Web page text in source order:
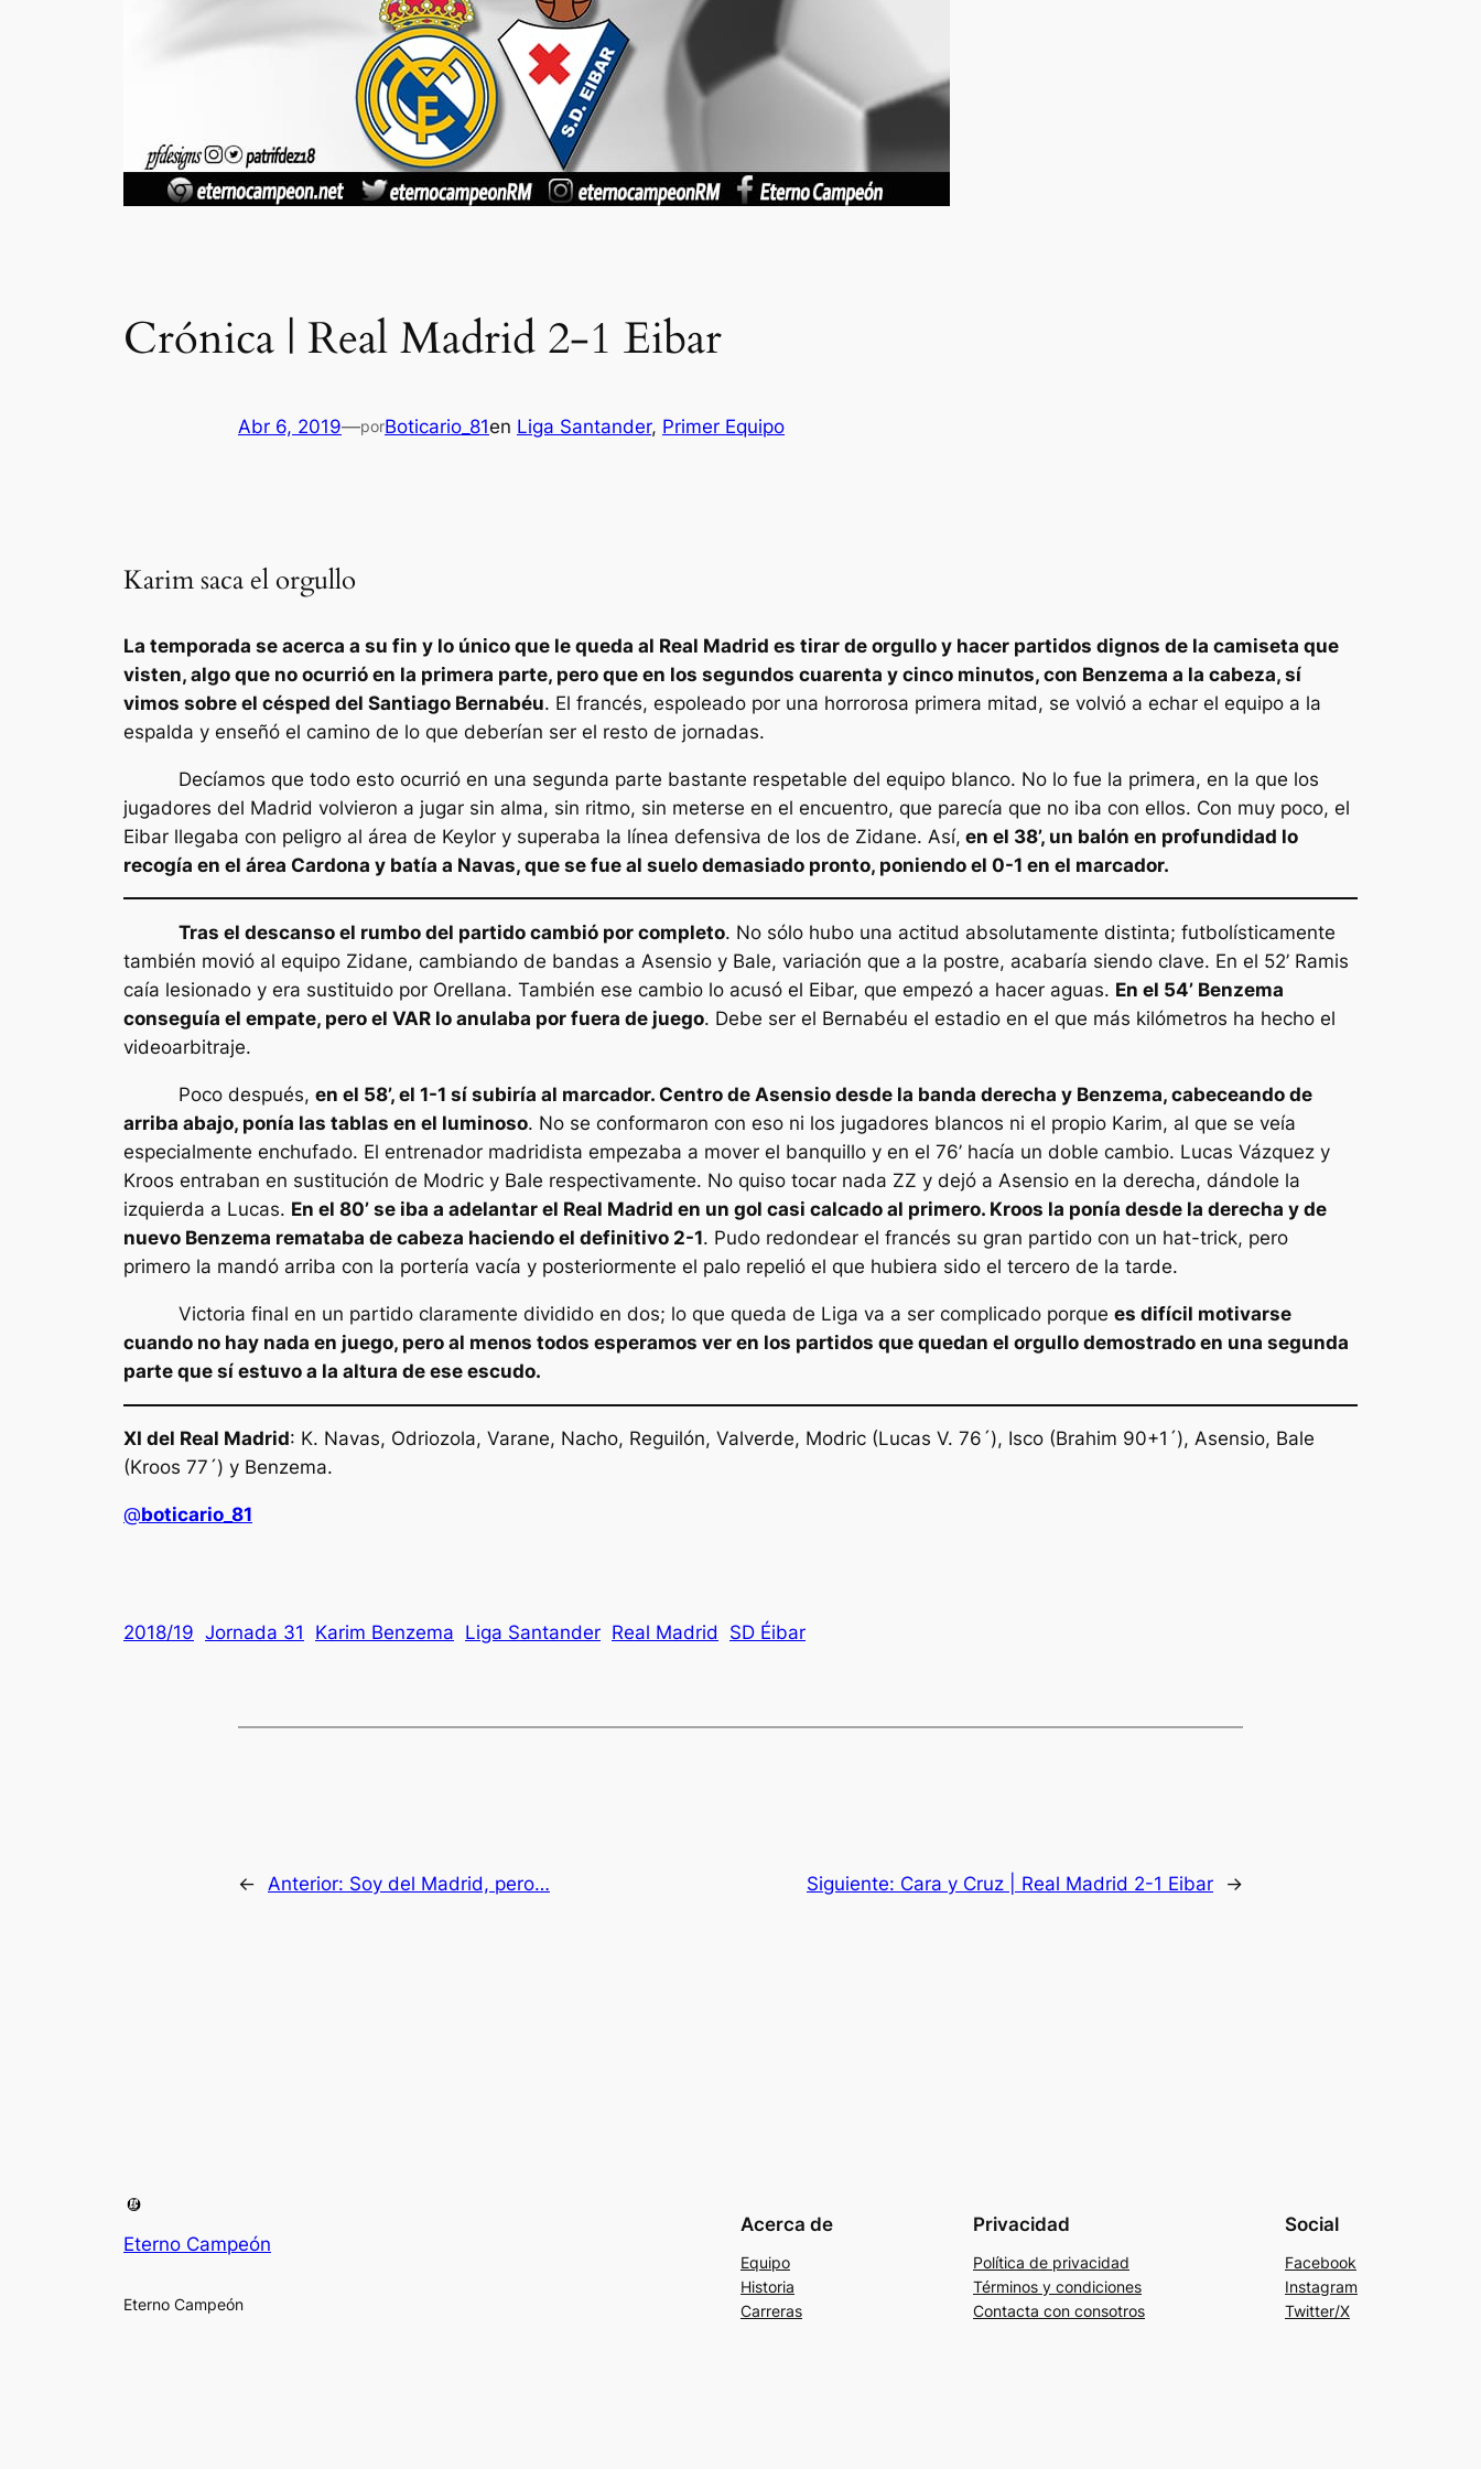
Crónica | Real Madrid 2-1 Eibar
Abr 6, 2019—porBoticario_81en Liga Santander, Primer Equipo
Karim saca el orgullo
La temporada se acerca a su fin y lo único que le queda al Real Madrid es tirar de orgullo y hacer partidos dignos de la camiseta que
visten, algo que no ocurrió en la primera parte, pero que en los segundos cuarenta y cinco minutos, con Benzema a la cabeza, sí
vimos sobre el césped del Santiago Bernabéu. El francés, espoleado por una horrorosa primera mitad, se volvió a echar el equipo a la
espalda y enseñó el camino de lo que deberían ser el resto de jornadas.
Decíamos que todo esto ocurrió en una segunda parte bastante respetable del equipo blanco. No lo fue la primera, en la que los
jugadores del Madrid volvieron a jugar sin alma, sin ritmo, sin meterse en el encuentro, que parecía que no iba con ellos. Con muy poco, el
Eibar llegaba con peligro al área de Keylor y superaba la línea defensiva de los de Zidane. Así, en el 38’, un balón en profundidad lo
recogía en el área Cardona y batía a Navas, que se fue al suelo demasiado pronto, poniendo el 0-1 en el marcador.
Tras el descanso el rumbo del partido cambió por completo. No sólo hubo una actitud absolutamente distinta; futbolísticamente
también movió al equipo Zidane, cambiando de bandas a Asensio y Bale, variación que a la postre, acabaría siendo clave. En el 52’ Ramis
caía lesionado y era sustituido por Orellana. También ese cambio lo acusó el Eibar, que empezó a hacer aguas. En el 54’ Benzema
conseguía el empate, pero el VAR lo anulaba por fuera de juego. Debe ser el Bernabéu el estadio en el que más kilómetros ha hecho el
videoarbitraje.
Poco después, en el 58’, el 1-1 sí subiría al marcador. Centro de Asensio desde la banda derecha y Benzema, cabeceando de
arriba abajo, ponía las tablas en el luminoso. No se conformaron con eso ni los jugadores blancos ni el propio Karim, al que se veía
especialmente enchufado. El entrenador madridista empezaba a mover el banquillo y en el 76’ hacía un doble cambio. Lucas Vázquez y
Kroos entraban en sustitución de Modric y Bale respectivamente. No quiso tocar nada ZZ y dejó a Asensio en la derecha, dándole la
izquierda a Lucas. En el 80’ se iba a adelantar el Real Madrid en un gol casi calcado al primero. Kroos la ponía desde la derecha y de
nuevo Benzema remataba de cabeza haciendo el definitivo 2-1. Pudo redondear el francés su gran partido con un hat-trick, pero
primero la mandó arriba con la portería vacía y posteriormente el palo repelió el que hubiera sido el tercero de la tarde.
Victoria final en un partido claramente dividido en dos; lo que queda de Liga va a ser complicado porque es difícil motivarse
cuando no hay nada en juego, pero al menos todos esperamos ver en los partidos que quedan el orgullo demostrado en una segunda
parte que sí estuvo a la altura de ese escudo.
XI del Real Madrid: K. Navas, Odriozola, Varane, Nacho, Reguilón, Valverde, Modric (Lucas V. 76´), Isco (Brahim 90+1´), Asensio, Bale
(Kroos 77´) y Benzema.
@boticario_81
2018/19 Jornada 31 Karim Benzema Liga Santander Real Madrid SD Éibar
← Anterior: Soy del Madrid, pero… Siguiente: Cara y Cruz | Real Madrid 2-1 Eibar →
Eterno Campeón
Eterno Campeón
Acerca de
Equipo
Historia
Carreras
Privacidad
Política de privacidad
Términos y condiciones
Contacta con consotros
Social
Facebook
Instagram
Twitter/X